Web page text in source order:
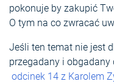
pokonuje by zakupić
O tym na co zwracać
Jeśli ten temat nie jest
przegadany i
odcinek 14 z Karolem